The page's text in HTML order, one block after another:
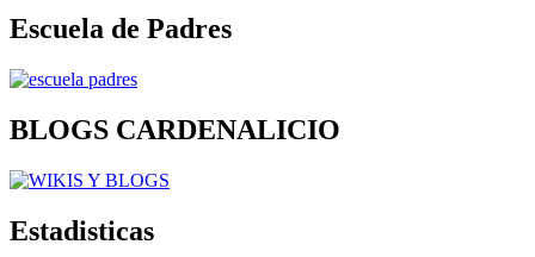
Escuela de Padres
BLOGS CARDENALICIO
Estadisticas